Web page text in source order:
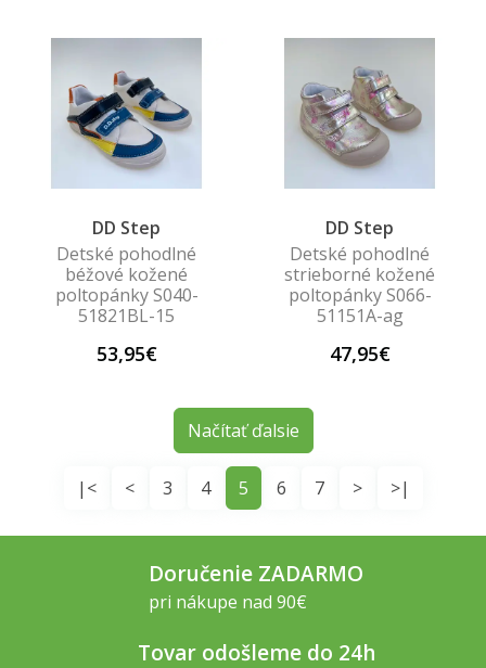
DD Step
Detské pohodlné
béžové kožené
poltopánky S040-
51821BL-15
53,95€
DD Step
Detské pohodlné
strieborné kožené
poltopánky S066-
51151A-ag
47,95€
Načítať ďalsie
|< < 3 4 5 6 7 > >|
Doručenie ZADARMO
pri nákupe nad 90€
Tovar odošleme do 24h